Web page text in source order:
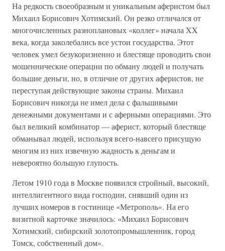
На редкость своеобразным и уникальным аферистом был
Михаил Борисович Хотимский. Он резко отличался от
многочисленных разноплановых «коллег» начала XX
века, когда заколебались все устои государства. Этот
человек умел безукоризненно и блестяще проводить свои
мошеннические операции по обману людей и получать
большие деньги, но, в отличие от других аферистов, не
переступая действующие законы страны. Михаил
Борисович никогда не имел дела с фальшивыми
денежными документами и с аферными операциями. Это
был великий комбинатор — аферист, который блестяще
обманывал людей, используя всего-навсего присущую
многим из них извечную жадность к деньгам и
невероятно большую глупость.
Летом 1910 года в Москве появился стройный, высокий,
интеллигентного вида господин, снявший один из
лучших номеров в гостинице «Метрополь». На его
визитной карточке значилось: «Михаил Борисович
Хотимский, сибирский золотопромышленник, город
Томск, собственный дом».